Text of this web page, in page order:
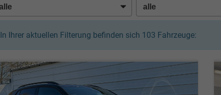
In Ihrer aktuellen Filterung befinden sich 103 Fahrzeuge: